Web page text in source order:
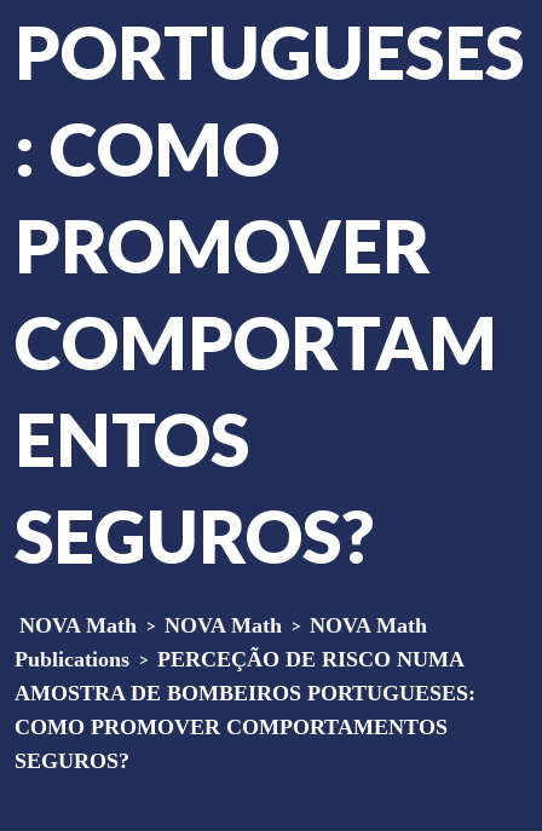
PORTUGUESES
: COMO
PROMOVER
COMPORTAM
ENTOS
SEGUROS?
NOVA Math > NOVA Math > NOVA Math
Publications > PERCEÇÃO DE RISCO NUMA
AMOSTRA DE BOMBEIROS PORTUGUESES:
COMO PROMOVER COMPORTAMENTOS
SEGUROS?